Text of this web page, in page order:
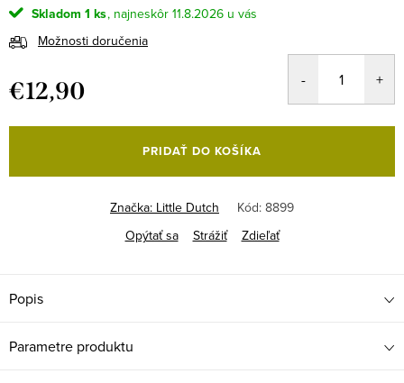
Skladom 1 ks
11.8.2026
Možnosti doručenia
€12,90
cena:
PRIDAŤ DO KOŠÍKA
Značka: Little Dutch Kód: 8899
Opýtať sa
Strážiť Zdieľať
Popis
Parametre produktu